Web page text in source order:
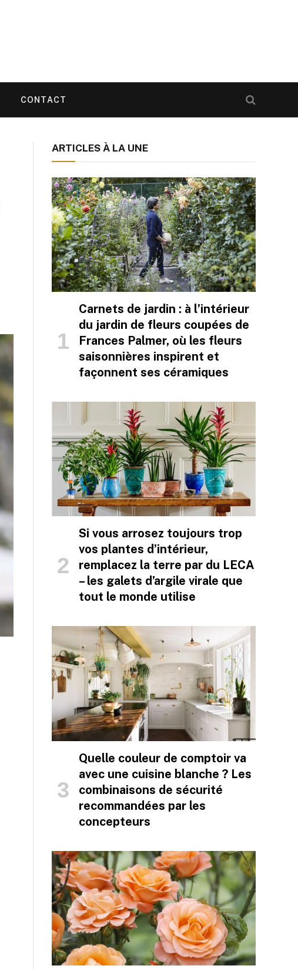
CONTACT
ARTICLES À LA UNE
Carnets de jardin : à l’intérieur
du jardin de fleurs coupées de
Frances Palmer, où les fleurs
saisonnières inspirent et
façonnent ses céramiques
Si vous arrosez toujours trop
vos plantes d’intérieur,
remplacez la terre par du LECA
– les galets d’argile virale que
tout le monde utilise
Quelle couleur de comptoir va
avec une cuisine blanche ? Les
combinaisons de sécurité
recommandées par les
concepteurs